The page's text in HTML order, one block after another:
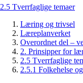
2.5 Tverrfaglige temaer
Læring og trivsel
Læreplanverket
Overordnet del –
2. Prinsipper for
2.5 Tverrfaglige
2.5.1 Folkehelse